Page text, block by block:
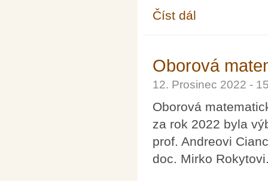
Číst dál
Oborová
12. Prosinec 2022 -
Oborová
za rok 2022 byla
prof. Andreovi
doc. Mirko